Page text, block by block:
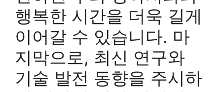
행복한 시간을 더욱 길게
이어갈 수 있습니다. 마
지막으로, 최신 연구와
기술 발전 동향을 주시하